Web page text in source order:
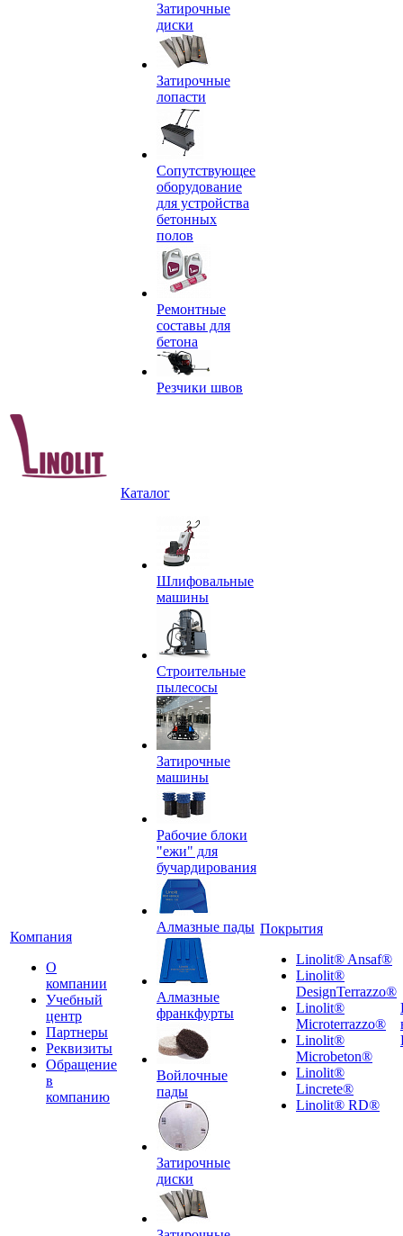
Затирочные
диски
Затирочные
лопасти
Сопутствующее
оборудование
для устройства
бетонных
полов
Ремонтные
составы для
бетона
Резчики швов
Компания
О
компании
Учебный
центр
Партнеры
Реквизиты
Обращение
в
компанию
Каталог
Шлифовальные
машины
Строительные
пылесосы
Затирочные
машины
Рабочие блоки
"ежи" для
бучардирования
Алмазные пады
Алмазные
франкфурты
Войлочные
пады
Затирочные
диски
Покрытия
Linolit® Ansaf®
Linolit®
DesignTerrazzo®
Linolit®
Microterrazzo®
Linolit®
Microbeton®
Linolit®
Lincrete®
Linolit® RD®